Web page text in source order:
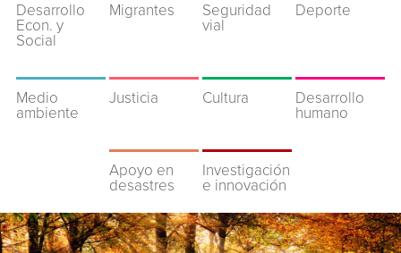
Desarrollo
Econ. y
Social
Migrantes
Seguridad
vial
Deporte
Medio
ambiente
Justicia Cultura
Desarrollo
humano
Apoyo en
desastres
Investigación
e innovación